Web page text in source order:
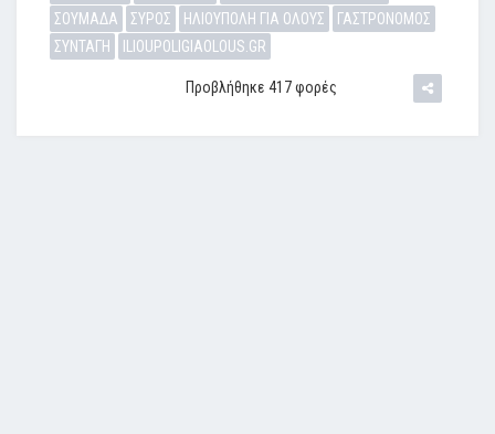
ΣΟΥΜΑΔΑ
ΣΥΡΟΣ ΗΛΙΟΥΠΟΛΗ ΓΙΑ ΟΛΟΥΣ
ΓΑΣΤΡΟΝΟΜΟΣ
ΣΥΝΤΑΓΗ
ILIOUPOLIGIAOLOUS.GR
Προβλήθηκε 417 φορές